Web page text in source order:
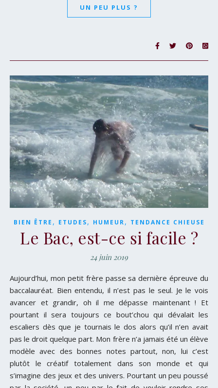
UN PEU PLUS ?
BIEN ÊTRE , ETUDES, HUMEUR, TENDANCE CHIEUSE
Le Bac, est-ce si facile ?
24 juin 2019
Aujourd’hui, mon petit frère passe sa dernière épreuve du
baccalauréat. Bien entendu, il n’est pas le seul. Je le vois
avancer et grandir, oh il me dépasse maintenant ! Et
pourtant il sera toujours ce bout’chou qui dévalait les
escaliers dès que je tournais le dos alors qu’il n’en avait
pas le droit quelque part. Mon frère n’a jamais été un élève
modèle avec des bonnes notes partout, non, lui c’est
plutôt le créatif totalement dans son monde et qui
s’imagine des jeux et des univers. Pourtant un peu poussé